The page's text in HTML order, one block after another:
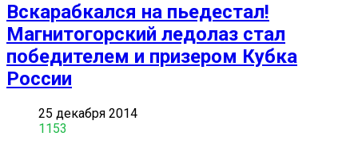
Вскарабкался на пьедестал!
Магнитогорский ледолаз стал
победителем и призером Кубка
России
25 декабря 2014
1153